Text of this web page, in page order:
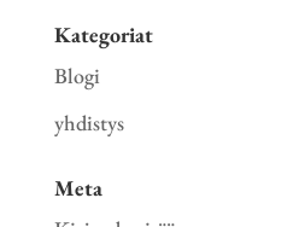
Kategoriat
Blogi
yhdistys
Meta